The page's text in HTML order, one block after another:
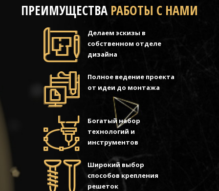
ПРЕИМУЩЕСТВА РАБОТЫ С НАМИ
Делаем эскизы в
собственном отделе
дизайна
Полное ведение проекта
от идеи до монтажа
Богатый набор
технологий и
инструментов
Широкий выбор
способов крепления
решеток